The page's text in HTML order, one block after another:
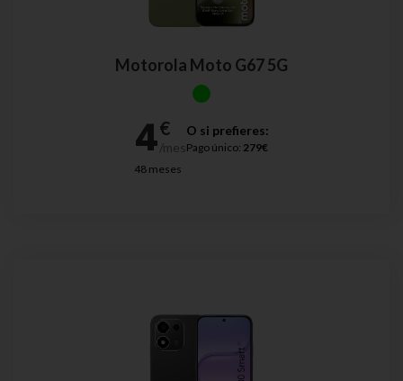
Motorola Moto G67 5G
48 meses
O si prefieres:
Pago único: 279€